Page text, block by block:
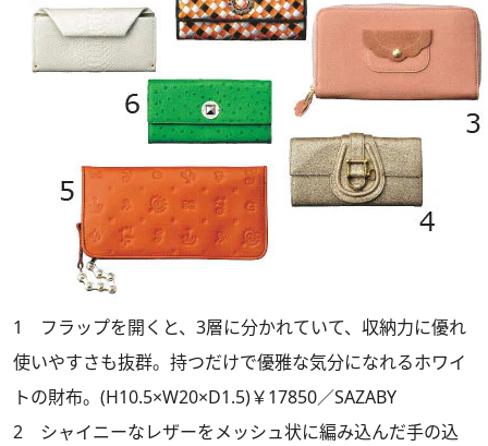
1 フラップを開くと、3層に分かれていて、収納力に優れ
使いやすさも抜群。持つだけで優雅な気分になれるホワイ
トの財布。(H10.5×W20×D1.5)￥17850／SAZABY
2 シャイニーなレザーをメッシュ状に編み込んだ手の込